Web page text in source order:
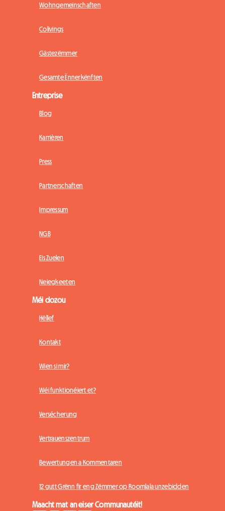
Wohngemeinschaften
Colivings
Gästezëmmer
Gesamte Ënnerkënften
Entreprise
Blog
Karrièren
Press
Partnerschaften
Impressum
NGB
Eis Zuelen
Neiegkeeten
Méi dozou
Hëllef
Kontakt
Wien si mir?
Wéi funktionéiert et?
Versécherung
Vertrauenszentrum
Bewertungen a Kommentaren
12 gutt Grënn fir eng Zëmmer op Roomlala unzebidden
Maacht mat an eiser Communautéit!